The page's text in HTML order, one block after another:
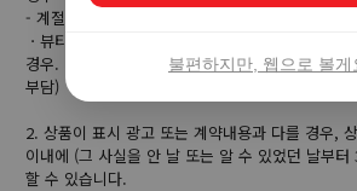
- 계절상품/식품/화장품
ㆍ뷰티 상품 이용 시 트러블(알러지, 붉은 반점,
경우. 단, 진료 확인서 및 소견서 등을 증빙하면 환
부담)
2. 상품이 표시 광고 또는 계약내용과 다를 경우,
이내에 (그 사실을 안 날 또는 알 수 있었던 날부터
할 수 있습니다.
불편하지만, 웹으로 볼게